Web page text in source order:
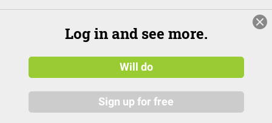
Log in and see more.
Will do
Sign up for free